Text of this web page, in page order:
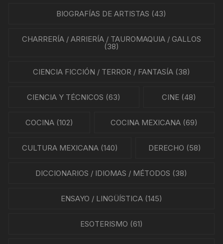
BIOGRAFÍAS DE ARTISTAS (43)
CHARRERÍA / ARRIERÍA / TAUROMAQUIA / GALLOS
(38)
CIENCIA FICCIÓN / TERROR / FANTASÍA(38)
CIENCIA Y TÉCNICOS (63) CINE(48)
COCINA(102) COCINA MEXICANA (69)
CULTURA MEXICANA(140) DERECHO (58)
DICCIONARIOS / IDIOMAS / MÉTODOS (38)
ENSAYO / LINGÜÍSTICA(145)
ESOTERISMO (61)